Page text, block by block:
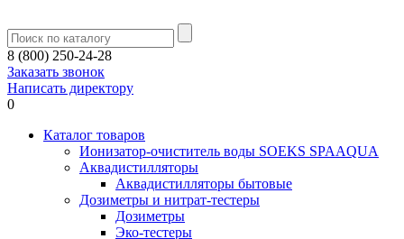
8 (800) 250-24-28
Заказать звонок
Написать директору
0
Каталог товаров
Ионизатор-очиститель воды SOEKS SPAAQUA
Аквадистилляторы
Аквадистилляторы бытовые
Дозиметры и нитрат-тестеры
Дозиметры
Эко-тестеры